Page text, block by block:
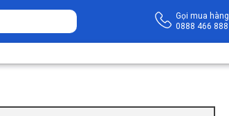
Gọi mua hàng
0888 466 888